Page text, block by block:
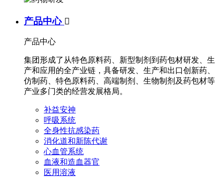
产品中心 
产品中心
集团形成了从特色原料药、新型制剂到药包材研发、生
产和应用的全产业链，具备研发、生产和出口创新药、
仿制药、特色原料药、高端制剂、生物制剂及药包材等
产业多门类的经营发展格局。
补益安神
呼吸系统
全身性抗感染药
消化道和新陈代谢
心血管系统
血液和造血器官
医用溶液